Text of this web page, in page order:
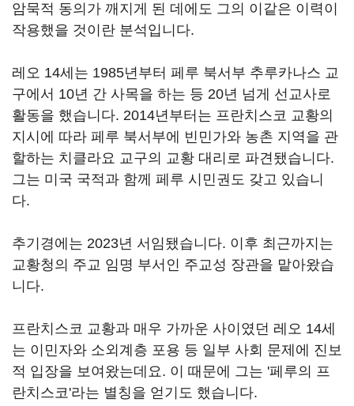
암묵적 동의가 깨지게 된 데에도 그의 이같은 이력이
작용했을 것이란 분석입니다.
레오 14세는 1985년부터 페루 북서부 추루카나스 교
구에서 10년 간 사목을 하는 등 20년 넘게 선교사로
활동을 했습니다. 2014년부터는 프란치스코 교황의
지시에 따라 페루 북서부에 빈민가와 농촌 지역을 관
할하는 치클라요 교구의 교황 대리로 파견됐습니다.
그는 미국 국적과 함께 페루 시민권도 갖고 있습니
다.
추기경에는 2023년 서임됐습니다. 이후 최근까지는
교황청의 주교 임명 부서인 주교성 장관을 맡아왔습
니다.
프란치스코 교황과 매우 가까운 사이였던 레오 14세
는 이민자와 소외계층 포용 등 일부 사회 문제에 진보
적 입장을 보여왔는데요. 이 때문에 그는 '페루의 프
란치스코'라는 별칭을 얻기도 했습니다.